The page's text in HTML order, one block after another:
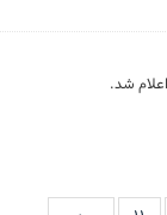
شد.